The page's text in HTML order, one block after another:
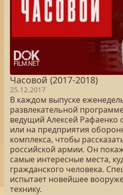
Часовой (2017-2018)
25.12.2017
В каждом выпуске
развлекательной
ведущий Алексей Рафаенко
или на предприятия
комплекса, чтобы
российской армии. Он
самые интересные места,
гражданского человека.
испытает новейшее
технику.